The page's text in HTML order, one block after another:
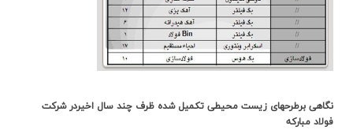
نگاهي برطرحهاي زيست محيطي تکميل شده ظرف چند سال اخيردر شرکت
فولاد مبارکه